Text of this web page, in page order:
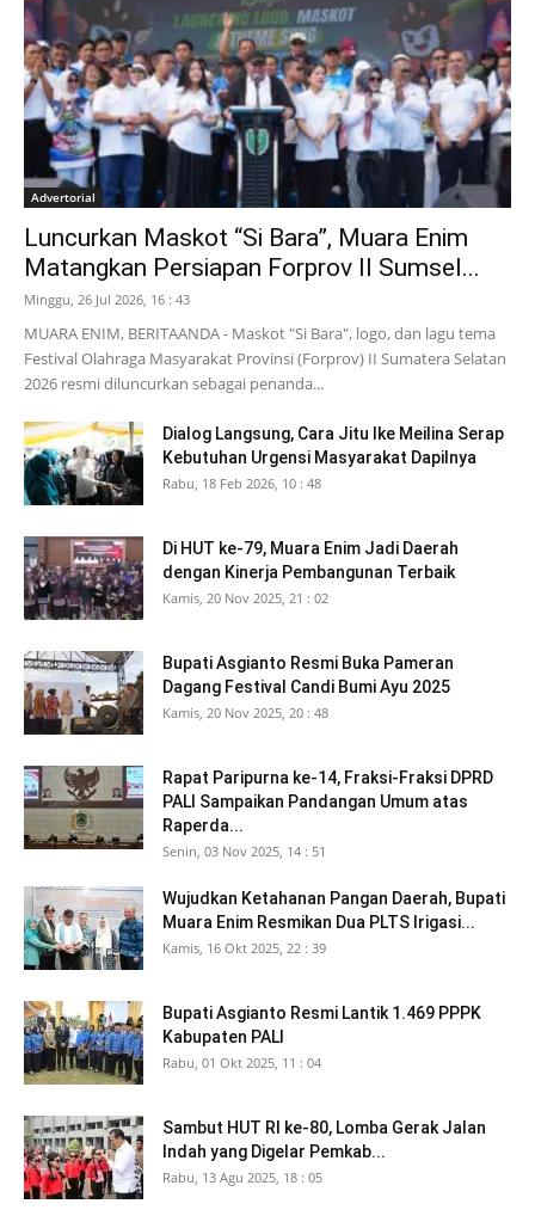
Advertorial
Luncurkan Maskot “Si Bara”, Muara Enim
Matangkan Persiapan Forprov II Sumsel...
Minggu, 26 Jul 2026, 16 : 43
MUARA ENIM, BERITAANDA - Maskot "Si Bara", logo, dan lagu tema
Festival Olahraga Masyarakat Provinsi (Forprov) II Sumatera Selatan
2026 resmi diluncurkan sebagai penanda...
Dialog Langsung, Cara Jitu Ike Meilina Serap
Kebutuhan Urgensi Masyarakat Dapilnya
Rabu, 18 Feb 2026, 10 : 48
Di HUT ke-79, Muara Enim Jadi Daerah
dengan Kinerja Pembangunan Terbaik
Kamis, 20 Nov 2025, 21 : 02
Bupati Asgianto Resmi Buka Pameran
Dagang Festival Candi Bumi Ayu 2025
Kamis, 20 Nov 2025, 20 : 48
Rapat Paripurna ke-14, Fraksi-Fraksi DPRD
PALI Sampaikan Pandangan Umum atas
Raperda...
Senin, 03 Nov 2025, 14 : 51
Wujudkan Ketahanan Pangan Daerah, Bupati
Muara Enim Resmikan Dua PLTS Irigasi...
Kamis, 16 Okt 2025, 22 : 39
Bupati Asgianto Resmi Lantik 1.469 PPPK
Kabupaten PALI
Rabu, 01 Okt 2025, 11 : 04
Sambut HUT RI ke-80, Lomba Gerak Jalan
Indah yang Digelar Pemkab...
Rabu, 13 Agu 2025, 18 : 05